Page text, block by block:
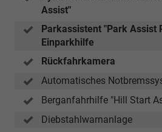
Assist"
Parkassistent "Park Assist
Einparkhilfe
Rückfahrkamera
Automatisches
Berganfahrhilfe "Hill Start
Diebstahlwarnanlage